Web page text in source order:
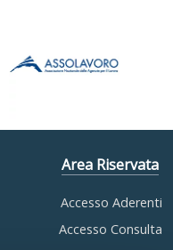
Area Riservata
Accesso Aderenti
Accesso Consulta